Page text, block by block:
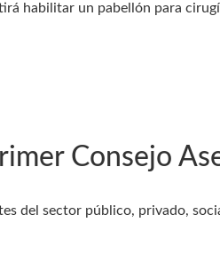
habilitar un pabellón para
Consejo
del sector público, privado,